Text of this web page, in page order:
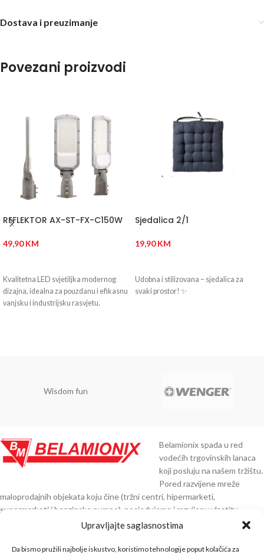
Upravljajte saglasnostima
Da bismo pružili najbolje iskustvo, koristimo tehnologije poput kolačića za
Dostava i preuzimanje
Povezani proizvodi
REFLEKTOR AX-ST-FX-C150W
49,90KM
Kvalitetna LED svjetiljka modernog
dizajna, idealna za pouzdanu i efikasnu
vanjsku i industrijsku rasvjetu.
Sjedalica 2/1
19,90KM
Udobna i stilizovana – sjedalica za
svaki prostor! ✨
Wisdom fun
Belamionix spada u red
vodećih trgovinskih lanaca
koji posluju na našem tržištu.
Pored razvijene mreže
maloprodajnih objekata koju čine (tržni centri, hipermarketi,
supermarketi i benzinske pumpe), posjedujemo i razvijenu vlastitu
distribuciju preko 30.000 artikala čiji smo direktni uvoznici iz Njemačke,